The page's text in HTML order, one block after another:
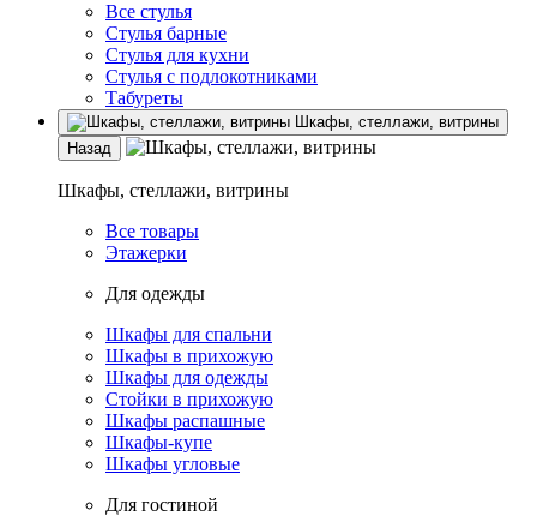
Все стулья
Стулья барные
Стулья для кухни
Стулья с подлокотниками
Табуреты
Шкафы, стеллажи, витрины
Назад
Шкафы, стеллажи, витрины
Все товары
Этажерки
Для одежды
Шкафы для спальни
Шкафы в прихожую
Шкафы для одежды
Стойки в прихожую
Шкафы распашные
Шкафы-купе
Шкафы угловые
Для гостиной